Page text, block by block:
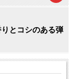
とコシのある弾